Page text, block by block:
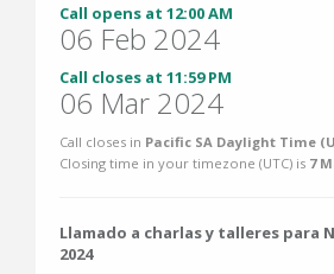
Call opens at 12:00 AM
06 Feb 2024
Call closes at 11:59 PM
06 Mar 2024
Call closes in Pacific SA Daylight Time
Closing time in your timezone (UTC) is 7
Llamado a charlas y talleres para
2024